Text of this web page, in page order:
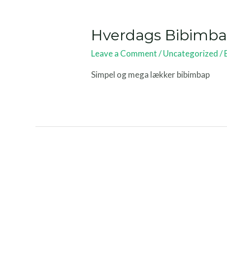
Hverdags
Leave a Comment /Uncategorized/
Simpel og mega lækker bibimbap